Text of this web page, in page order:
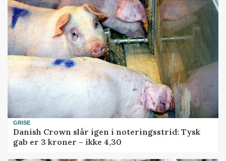
GRISE
Danish Crown slår igen i noteringsstrid: Tysk
gab er 3 kroner – ikke 4,30